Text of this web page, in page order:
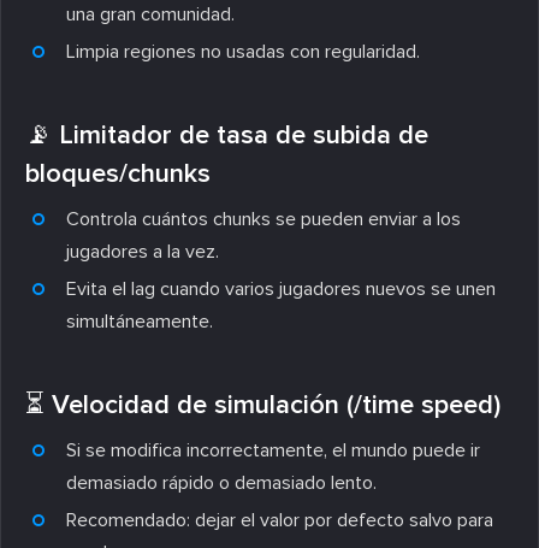
una gran comunidad.
Limpia regiones no usadas con regularidad.
📡 Limitador de tasa de subida de
bloques/chunks
Controla cuántos chunks se pueden enviar a los
jugadores a la vez.
Evita el lag cuando varios jugadores nuevos se unen
simultáneamente.
⏳ Velocidad de simulación (/time speed)
Si se modifica incorrectamente, el mundo puede ir
demasiado rápido o demasiado lento.
Recomendado: dejar el valor por defecto salvo para